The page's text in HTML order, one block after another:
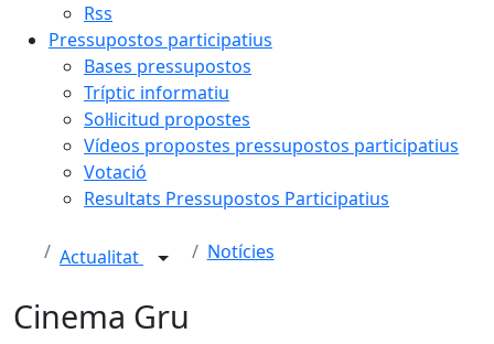
Rss
Pressupostos participatius
Bases pressupostos
Tríptic informatiu
Sol·licitud propostes
Vídeos propostes pressupostos participatius
Votació
Resultats Pressupostos Participatius
Actualitat Notícies
Cinema Gru